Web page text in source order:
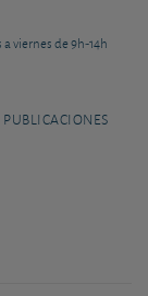
viernes de 9h-14h
PUBLICACIONES